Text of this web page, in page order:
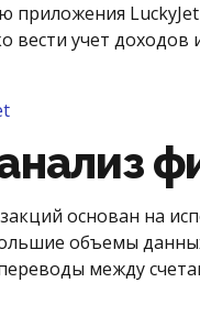
LuckyJet
учет
основан на
объемы
между